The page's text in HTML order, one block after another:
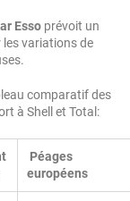
Esso prévoit un
variations de
comparatif des
à Shell et Total:
Péages
européens